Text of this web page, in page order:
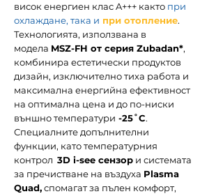
висок енергиен клас A+++ както при
охлаждане, така и при отопление.
Технологията, използвана в
модела MSZ-FH от серия Zubadan*,
комбинира естетически продуктов
дизайн, изключително тиха работа и
максимална енергийна ефективност
на оптимална цена и до по-ниски
външно температури -25˚C.
Специалните допълнителни
функции, като температурния
контрол 3D i-see сензор и системата
за пречистване на въздуха Plasma
Quad,спомагат за пълен комфорт,